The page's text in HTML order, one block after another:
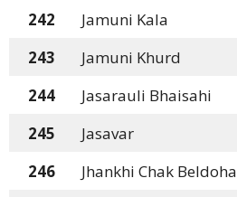
242
Jamuni Kala
243
Jamuni Khurd
244
Jasarauli Bhaisahi
245
Jasavar
246
Jhankhi Chak Beldoha